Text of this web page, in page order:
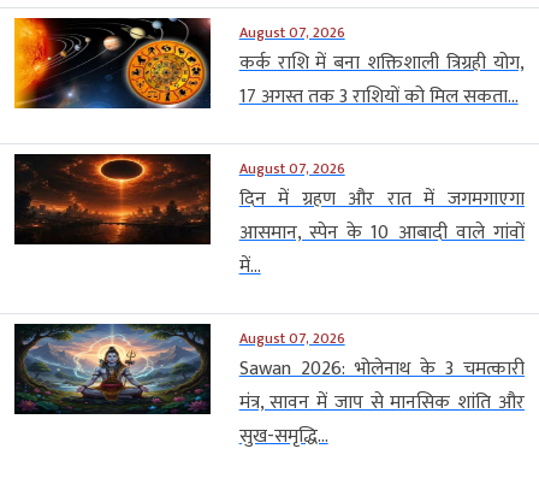
August 07, 2026
कर्क राशि में बना शक्तिशाली त्रिग्रही योग,
17 अगस्त तक 3 राशियों को मिल सकता...
August 07, 2026
दिन में ग्रहण और रात में जगमगाएगा
आसमान, स्पेन के 10 आबादी वाले गांवों
में...
August 07, 2026
Sawan 2026: भोलेनाथ के 3 चमत्कारी
मंत्र, सावन में जाप से मानसिक शांति और
सुख-समृद्धि...